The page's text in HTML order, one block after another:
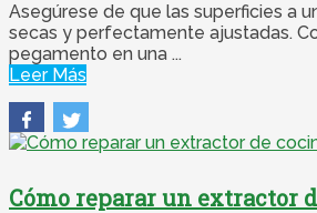
Asegúrese de que las superficies a
secas y perfectamente ajustadas.
pegamento en una ...
Leer Más
Cómo reparar un extractor